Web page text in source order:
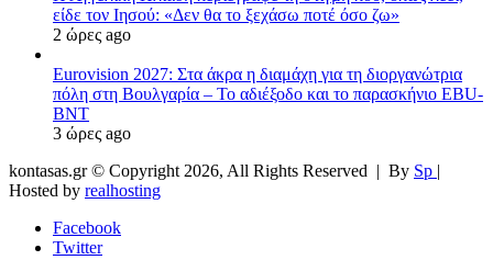
είδε τον Ιησού: «Δεν θα το ξεχάσω ποτέ όσο ζω»
2 ώρες ago
Eurovision 2027: Στα άκρα η διαμάχη για τη διοργανώτρια
πόλη στη Βουλγαρία – Το αδιέξοδο και το παρασκήνιο EBU-
BNT
3 ώρες ago
kontasas.gr © Copyright 2026, All Rights Reserved | By Sp |
Hosted by realhosting
Facebook
Twitter